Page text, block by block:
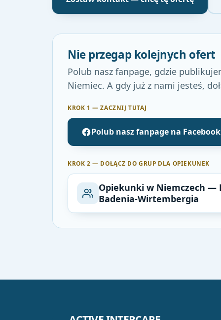
Nie przegap kolejnych ofert
Polub nasz fanpage, gdzie
Niemiec. A gdy już z nami jesteś,
KROK 1 — ZACZNIJ TUTAJ
Polub nasz fanpage na
KROK 2 — DOŁĄCZ DO GRUP DLA OPIEKUNEK
Opiekunki w Niemczech —
Badenia-Wirtembergia